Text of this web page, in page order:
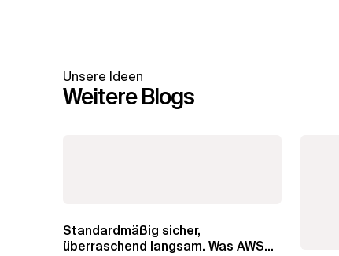
Unsere Ideen
Weitere Blogs
Standardmäßig sicher,
überraschend langsam. Was AWS